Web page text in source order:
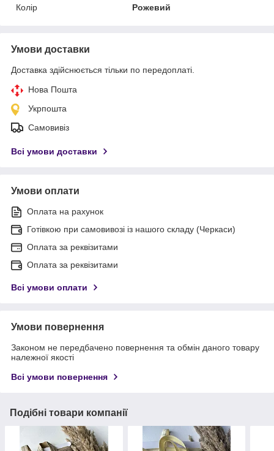
Колір
Рожевий
Умови доставки
Доставка здійснюється тільки по передоплаті.
Нова Пошта
Укрпошта
Самовивіз
Всі умови доставки
Умови оплати
Оплата на рахунок
Готівкою при самовивозі із нашого складу (Черкаси)
Оплата за реквізитами
Оплата за реквізитами
Всі умови оплати
Умови повернення
Законом не передбачено повернення та обмін даного товару
належної якості
Всі умови повернення
Подібні товари компанії